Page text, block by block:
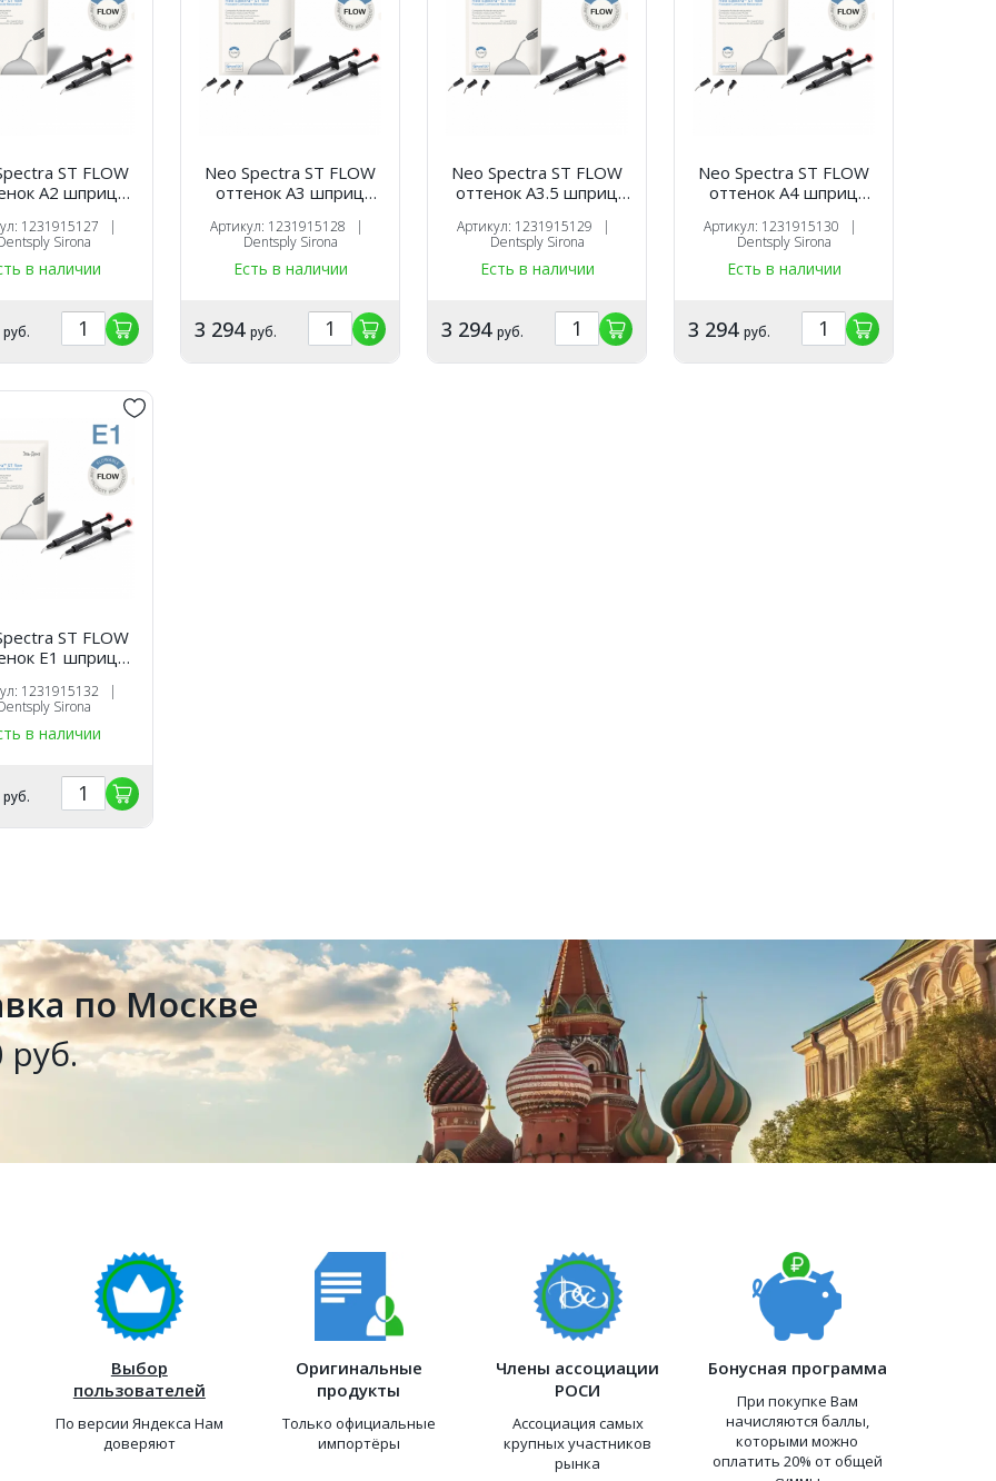
ST FLOW
А2 шприц
1231915127,
1231915127 |
Sirona
в наличии
руб.
Neo Spectra ST FLOW
оттенок А3 шприц
светоотверждаемый
реставрационный
материал, 1231915128,
Артикул: 1231915128 |
Dentsply Sirona
Есть в наличии
3 294 руб.
Neo Spectra ST FLOW
оттенок А3.5 шприц
светоотверждаемый
реставрационный
материал, 1231915129,
Артикул: 1231915129 |
Dentsply Sirona
Есть в наличии
3 294 руб.
Neo Spectra ST FLOW
оттенок А4 шприц
светоотверждаемый
реставрационный
материал, 11231915130,
Артикул: 1231915130 |
Dentsply Sirona
Есть в наличии
3 294 руб.
ST FLOW
Е1 шприц
1231915132,
1231915132 |
Sirona
в наличии
руб.
по Москве
руб.
Выбор
пользователей
По версии Яндекса Нам
доверяют
Оригинальные
продукты
Только официальные
импортёры
Члены ассоциации
РОСИ
Ассоциация самых
крупных участников
рынка
Бонусная программа
При покупке Вам
начисляются баллы,
которыми можно
оплатить 20% от общей